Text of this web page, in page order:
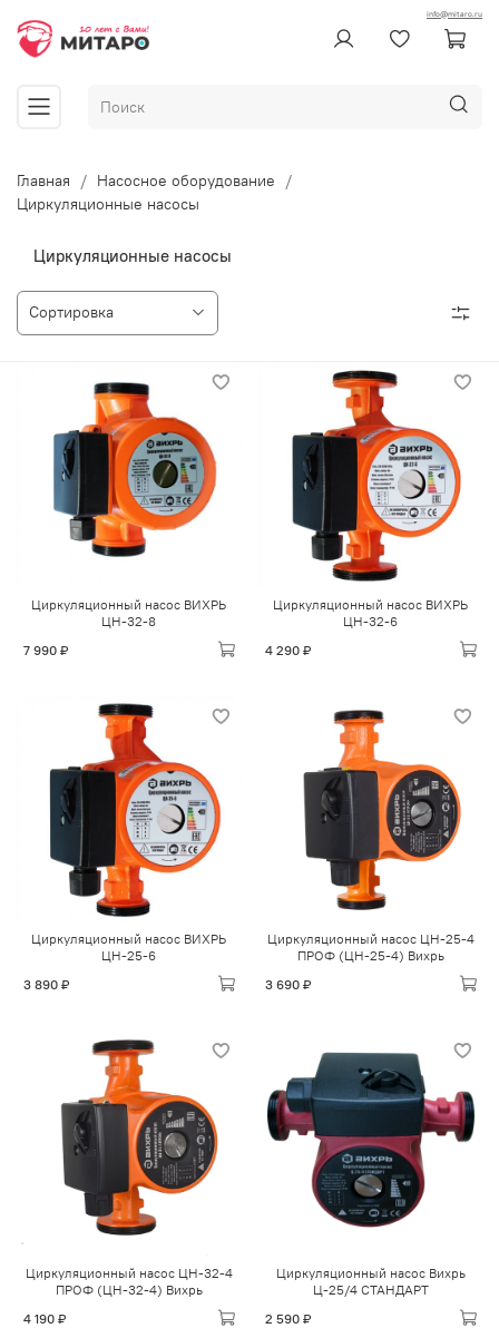
info@mitaro.ru
Главная
Насосное оборудование
Циркуляционные насосы
Циркуляционные насосы
Циркуляционный насос ВИХРЬ
ЦН-32-8
7 990 ₽
Циркуляционный насос ВИХРЬ
ЦН-32-6
4 290 ₽
Циркуляционный насос ВИХРЬ
ЦН-25-6
3 890 ₽
Циркуляционный насос ЦН-25-4
ПРОФ (ЦН-25-4) Вихрь
3 690 ₽
Циркуляционный насос ЦН-32-4
ПРОФ (ЦН-32-4) Вихрь
4 190 ₽
Циркуляционный насос Вихрь
Ц-25/4 СТАНДАРТ
2 590 ₽